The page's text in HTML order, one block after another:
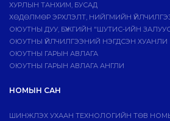
ХУРЛЫН ТАНХИМ, БУСАД
ХӨДӨЛМӨР ЭРХЛЭЛТ, НИЙГМИЙН
ОЮУТНЫ ДУУ, БҮЖГИЙН "ШУТИС-ИЙН
ОЮУТНЫ ҮЙЛЧИЛГЭЭНИЙ НЭГДСЭН ХУАНЛИ
ОЮУТНЫ ГАРЫН АВЛАГА
ОЮУТНЫ ГАРЫН АВЛАГА АНГЛИ
НОМЫН САН
ШИНЖЛЭХ УХААН ТЕХНОЛОГИЙН ТӨВ